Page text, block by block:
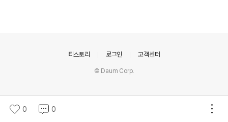
0 0
티스토리 로그인 고객센터
© Daum Corp.